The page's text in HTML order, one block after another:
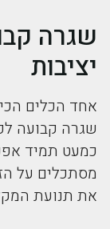
שגרה
יציבות
אחד הכלים
שגרה קבועה
כמעט תמיד
מסתכלים על
את תנועת